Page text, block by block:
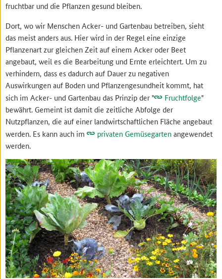
fruchtbar und die Pflanzen gesund bleiben.
Dort, wo wir Menschen Acker- und Gartenbau betreiben, sieht
das meist anders aus. Hier wird in der Regel eine einzige
Pflanzenart zur gleichen Zeit auf einem Acker oder Beet
angebaut, weil es die Bearbeitung und Ernte erleichtert. Um zu
verhindern, dass es dadurch auf Dauer zu negativen
Auswirkungen auf Boden und Pflanzengesundheit kommt, hat
sich im Acker- und Gartenbau das Prinzip der "
Fruchtfolge"
bewährt. Gemeint ist damit die zeitliche Abfolge der
Nutzpflanzen, die auf einer landwirtschaftlichen Fläche angebaut
werden. Es kann auch im
privaten Gemüsegartenangewendet
werden.